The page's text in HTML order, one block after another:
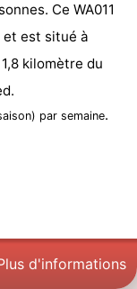
Ce WA011
et est situé à
kilomètre du
par semaine.
d'informations